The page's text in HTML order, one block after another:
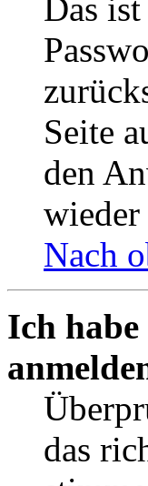
Das
Seite
den
wieder
Nach
Ich
das